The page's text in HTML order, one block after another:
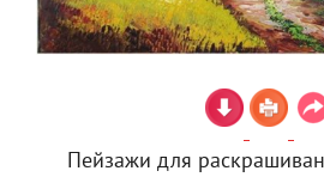
Пейзажи для